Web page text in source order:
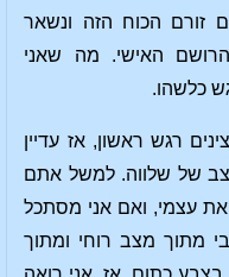
זורם הכוח הזה ונשאר
האישי. מה שאני
כלשהו.
רגש ראשון, אז עדיין
של שלווה. למשל אתם
עצמי, ואם אני מסתכל
מתוך מצב רוחי ומתוך